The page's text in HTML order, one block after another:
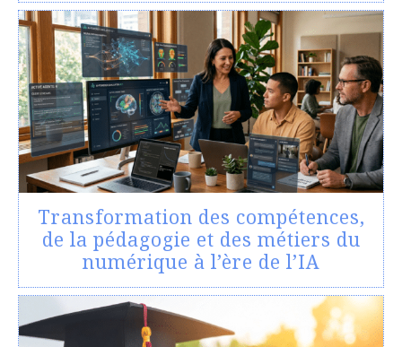
Transformation des compétences,
de la pédagogie et des métiers du
numérique à l’ère de l’IA